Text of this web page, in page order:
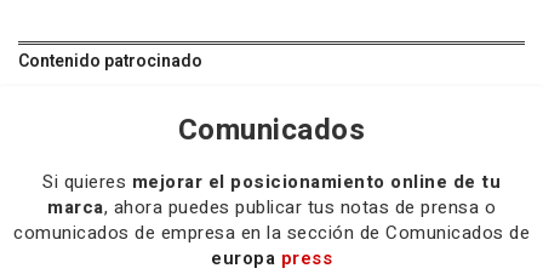
Contenido patrocinado
Comunicados
Si quieres mejorar el posicionamiento online de tu
marca, ahora puedes publicar tus notas de prensa o
comunicados de empresa en la sección de Comunicados de
europa press